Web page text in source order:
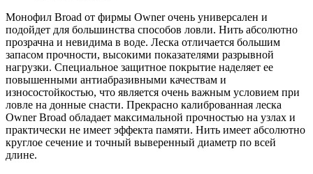
Монофил Broad от фирмы Owner очень универсален и
подойдет для большинства способов ловли. Нить абсолютно
прозрачна и невидима в воде. Леска отличается большим
запасом прочности, высокими показателями разрывной
нагрузки. Специальное защитное покрытие наделяет ее
повышенными антиабразивными качествам и
износостойкостью, что является очень важным условием при
ловле на донные снасти. Прекрасно калиброванная леска
Owner Broad обладает максимальной прочностью на узлах и
практически не имеет эффекта памяти. Нить имеет абсолютно
круглое сечение и точный выверенный диаметр по всей
длине.